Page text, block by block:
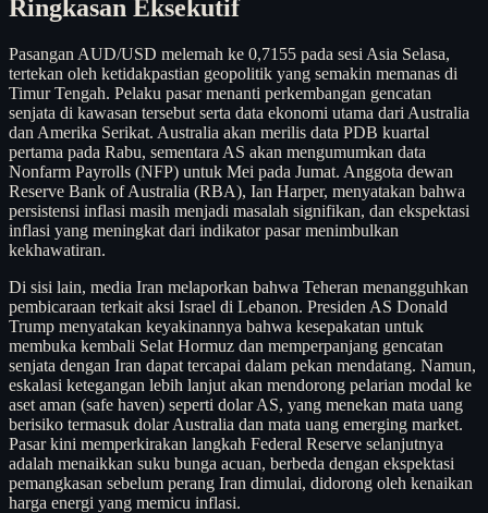
Ringkasan Eksekutif
Pasangan AUD/USD melemah ke 0,7155 pada sesi Asia Selasa,
tertekan oleh ketidakpastian geopolitik yang semakin memanas di
Timur Tengah. Pelaku pasar menanti perkembangan gencatan
senjata di kawasan tersebut serta data ekonomi utama dari Australia
dan Amerika Serikat. Australia akan merilis data PDB kuartal
pertama pada Rabu, sementara AS akan mengumumkan data
Nonfarm Payrolls (NFP) untuk Mei pada Jumat. Anggota dewan
Reserve Bank of Australia (RBA), Ian Harper, menyatakan bahwa
persistensi inflasi masih menjadi masalah signifikan, dan ekspektasi
inflasi yang meningkat dari indikator pasar menimbulkan
kekhawatiran.
Di sisi lain, media Iran melaporkan bahwa Teheran menangguhkan
pembicaraan terkait aksi Israel di Lebanon. Presiden AS Donald
Trump menyatakan keyakinannya bahwa kesepakatan untuk
membuka kembali Selat Hormuz dan memperpanjang gencatan
senjata dengan Iran dapat tercapai dalam pekan mendatang. Namun,
eskalasi ketegangan lebih lanjut akan mendorong pelarian modal ke
aset aman (safe haven) seperti dolar AS, yang menekan mata uang
berisiko termasuk dolar Australia dan mata uang emerging market.
Pasar kini memperkirakan langkah Federal Reserve selanjutnya
adalah menaikkan suku bunga acuan, berbeda dengan ekspektasi
pemangkasan sebelum perang Iran dimulai, didorong oleh kenaikan
harga energi yang memicu inflasi.